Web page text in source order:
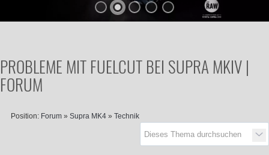
PROBLEME MIT FUELCUT BEI SUPRA MKIV |
FORUM
Position: Forum » Supra MK4 » Technik